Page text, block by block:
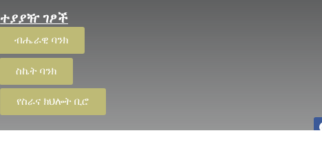
ተያያዥ ገፆች
ብሔራዊ ባንክ
ስኬት ባንክ
የስራና ክህሎት ቢሮ